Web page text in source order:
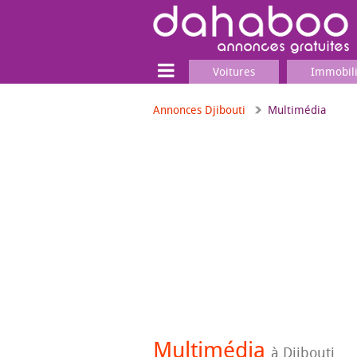
Voitures
Annonces Djibouti Multimédia
Multimédia à Djibouti